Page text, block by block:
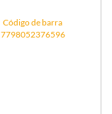
Código de barra
7798052376596